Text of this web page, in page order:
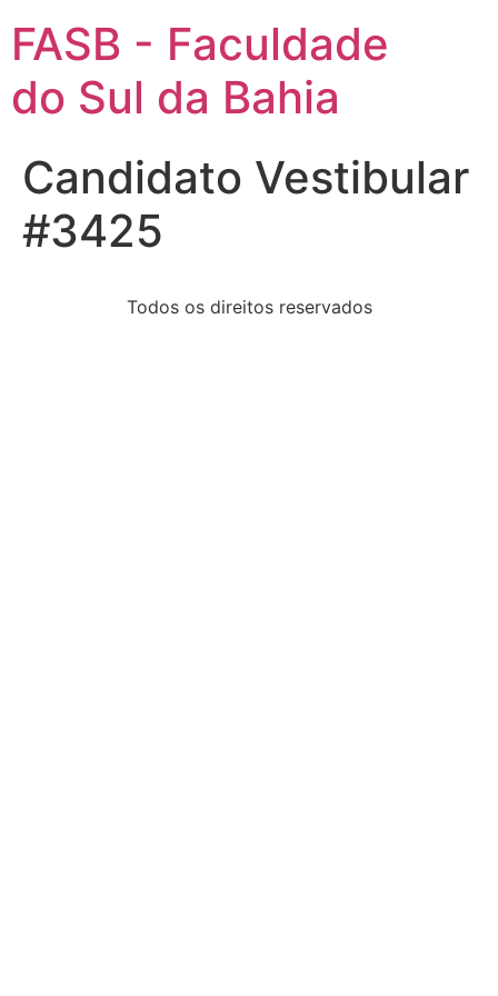
FASB - Faculdade
do Sul da Bahia
Candidato Vestibular
#3425
Todos os direitos reservados